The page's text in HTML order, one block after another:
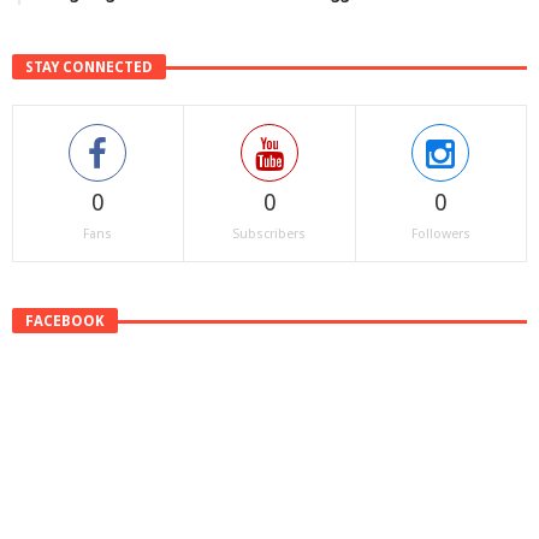
STAY CONNECTED
0
Fans
0
Subscribers
0
Followers
FACEBOOK